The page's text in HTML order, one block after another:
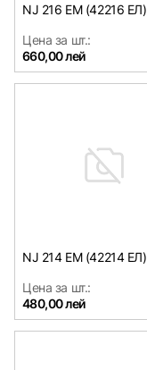
NJ 216 EM (42216 ЕЛ)
Цена за шт.:
660,00 лей
NJ 214 EM (42214 ЕЛ)
Цена за шт.:
480,00 лей